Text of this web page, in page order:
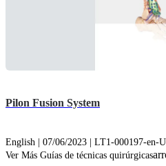
Pilon Fusion System
English | 07/06/2023 | LT1-000197-en-
Ver Más Guías de técnicas quirúrgicas